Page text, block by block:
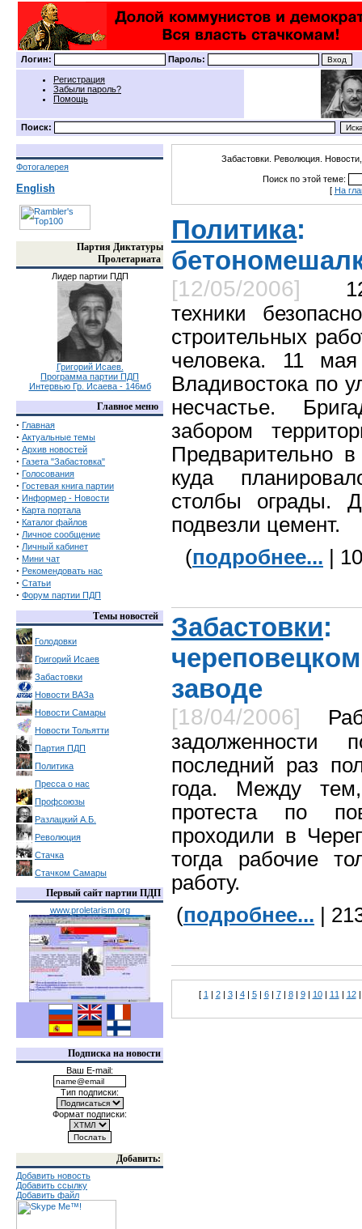
Логин: Пароль:
Регистрация
Забыли пароль?
Помощь
Поиск:
Фотогалерея
English
Партия Диктатуры
Пролетариата
Лидер партии ПДП
Григорий Исаев.
Программа партии ПДП
Интервью Гр. Исаева - 146мб
Главное меню
· Главная
· Актуальные темы
· Архив новостей
· Газета "Забастовка"
· Голосования
· Гостевая книга партии
· Информер - Новости
· Карта портала
· Каталог файлов
· Личное сообщение
· Личный кабинет
· Мини чат
· Рекомендовать нас
· Статьи
· Форум партии ПДП
Темы новостей
Голодовки
Григорий Исаев
Забастовки
Новости ВАЗа
Новости Самары
Новости Тольятти
Партия ПДП
Политика
Пресса о нас
Профсоюзы
Разлацкий А.Б.
Революция
Стачка
Стачком Самары
Первый сайт партии ПДП
www.proletarism.org
Подписка на новости
Ваш E-mail:
Тип подписки:
Формат подписки:
Добавить:
Добавить новость
Добавить ссылку
Добавить файл
Забастовки. Революция.
Поиск по этой теме:
[ На
Политика:
[12/05/2006]
техники
строительных
человека. 11
Владивостока по
несчастье.
забором
куда
столбы ограды.
подвезли цемент.
(подробнее... |
Забастовки:
заводе
[18/04/2006]
задолженности
последний раз
года. Между
протеста по
проходили в
тогда рабочие
работу.
(подробнее... |
[ 1 | 2| 3| 4| 5| 6| 7| 8| 9| 10| 11 | 12